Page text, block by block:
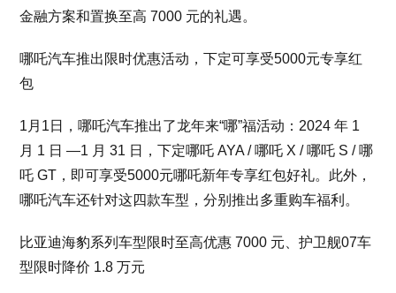
金融方案和置换至高 7000 元的礼遇。
哪吒汽车推出限时优惠活动，下定可享受5000元专享红
包
1月1日，哪吒汽车推出了龙年来“哪”福活动：2024 年 1
月 1 日 —1 月 31 日，下定哪吒 AYA / 哪吒 X / 哪吒 S / 哪
吒 GT，即可享受5000元哪吒新年专享红包好礼。此外，
哪吒汽车还针对这四款车型，分别推出多重购车福利。
比亚迪海豹系列车型限时至高优惠 7000 元、护卫舰07车
型限时降价 1.8 万元